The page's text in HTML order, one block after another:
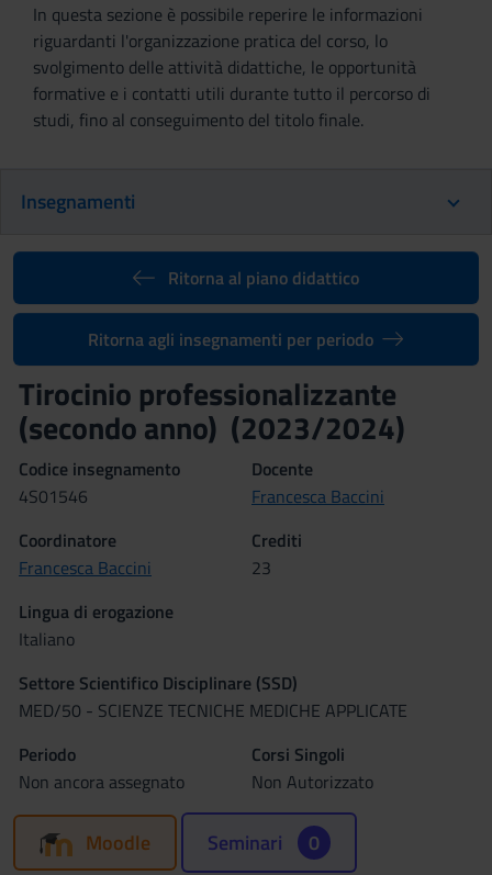
In questa sezione è possibile reperire le informazioni
riguardanti l'organizzazione pratica del corso, lo
svolgimento delle attività didattiche, le opportunità
formative e i contatti utili durante tutto il percorso di
studi, fino al conseguimento del titolo finale.
Insegnamenti
Ritorna al piano didattico
Ritorna agli insegnamenti per periodo
Tirocinio professionalizzante
(secondo anno) (2023/2024)
Codice insegnamento
4S01546
Docente
Francesca Baccini
Coordinatore
Francesca Baccini
Crediti
23
Lingua di erogazione
Italiano
Settore Scientifico Disciplinare (SSD)
MED/50 - SCIENZE TECNICHE MEDICHE APPLICATE
Periodo
Non ancora assegnato
Corsi Singoli
Non Autorizzato
Moodle Seminari 0